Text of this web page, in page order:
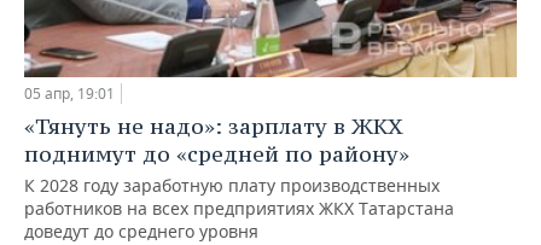
05 апр, 19:01
«Тянуть не надо»: зарплату в ЖКХ
поднимут до «средней по району»
К 2028 году заработную плату производственных
работников на всех предприятиях ЖКХ Татарстана
доведут до среднего уровня